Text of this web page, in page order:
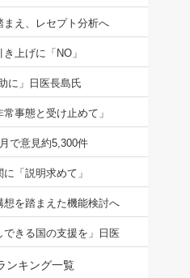
え、レセプト分析へ
上げに「NO」
に」日医長島氏
事態と受け止めて」
で意見約5,300件
「説明求めて」
想を踏まえた機能検討へ
きる国の支援を」日医
ンキング一覧